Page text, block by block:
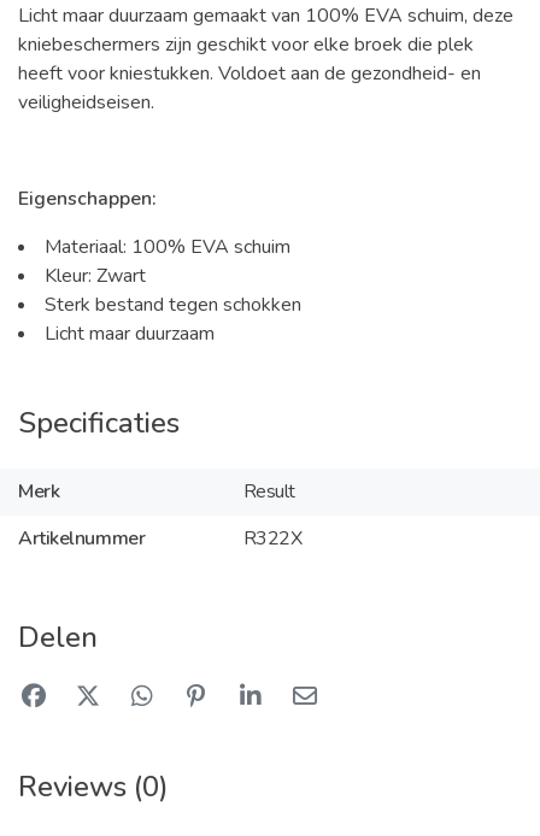
Licht maar duurzaam gemaakt van 100% EVA schuim, deze
kniebeschermers zijn geschikt voor elke broek die plek
heeft voor kniestukken. Voldoet aan de gezondheid- en
veiligheidseisen.
Eigenschappen:
Materiaal: 100% EVA schuim
Kleur: Zwart
Sterk bestand tegen schokken
Licht maar duurzaam
Specificaties
Merk
Result
Artikelnummer
R322X
Delen
Reviews (0)